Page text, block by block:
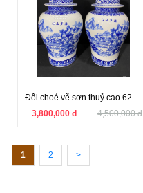
Đôi choé vẽ sơn thuỷ cao 62 cm
3,800,000 đ
4,500,000 đ
1 2 >